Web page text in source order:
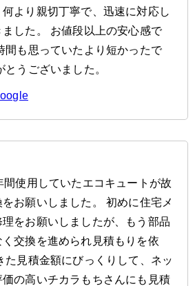
より親切丁寧で、迅速に対応し
した。 お値段以上の安心感で
間も思っていたより短かったで
とうございました。
間使用していたエコキュートが故
お願いしました。 初めに住宅メ
理をお願いしましたが、もう部品
交換を進められ見積もりを依
た見積金額にびっくりして、ネッ
価の高いチカラもちさんにも見積